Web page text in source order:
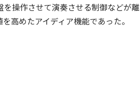
操作させて演奏させる制御などが
高めたアイディア機能であった。